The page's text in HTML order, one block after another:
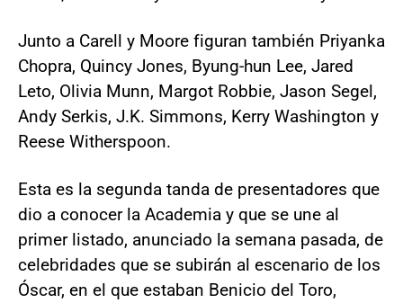
Junto a Carell y Moore figuran también Priyanka
Chopra, Quincy Jones, Byung-hun Lee, Jared
Leto, Olivia Munn, Margot Robbie, Jason Segel,
Andy Serkis, J.K. Simmons, Kerry Washington y
Reese Witherspoon.
Esta es la segunda tanda de presentadores que
dio a conocer la Academia y que se une al
primer listado, anunciado la semana pasada, de
celebridades que se subirán al escenario de los
Óscar, en el que estaban Benicio del Toro,